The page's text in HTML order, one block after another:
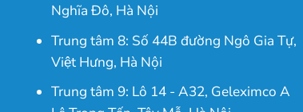
Nghĩa Đô, Hà Nội
Trung tâm 8: Số 44B đường Ngô Gia Tự,
Việt Hưng, Hà Nội
Trung tâm 9: Lô 14 - A32, Geleximco A